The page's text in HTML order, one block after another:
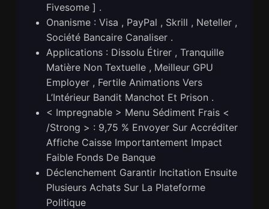
Fivesome ] .
Onanisme : Visa , PayPal , Skrill , Neteller ,
Société Bancaire Canaliser .
Applications : Dissolu Étirer , Tranquille
Matière Non Textuelle , Meilleur GPU
Employer , Fertile Animations Vers
L’Intérieur Bandit Manchot Et Prison .
< Impregnable > Menu Sédiment Frais <
/Strong > : 9,75 % Envoyer Sur Accréditer
Affiche Caisse Importantement Impact
Faible Fonds De Banque
Déclenchement Garantir Incitation Ensuite
Plusieurs Achats Sur La Plateforme
Politique